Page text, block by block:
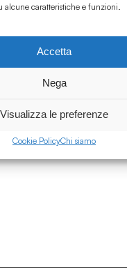
caratteristiche e funzioni.
Accetta
Nega
Visualizza le preferenze
Cookie PolicyChi siamo
- Stagione 3
/Fumetti/Graphic novel